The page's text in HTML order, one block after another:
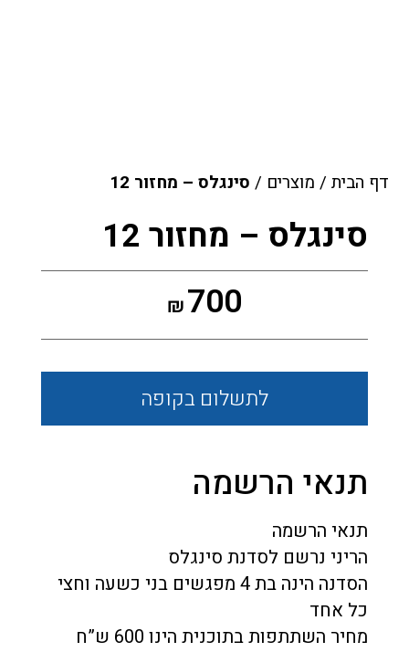
דף הבית / מוצרים / סינגלס – מחזור 12
סינגלס – מחזור 12
₪700
לתשלום בקופה
תנאי הרשמה
תנאי הרשמה
הריני נרשם לסדנת סינגלס
הסדנה הינה בת 4 מפגשים בני כשעה וחצי
כל אחד
מחיר השתתפות בתוכנית הינו 600 ש”ח